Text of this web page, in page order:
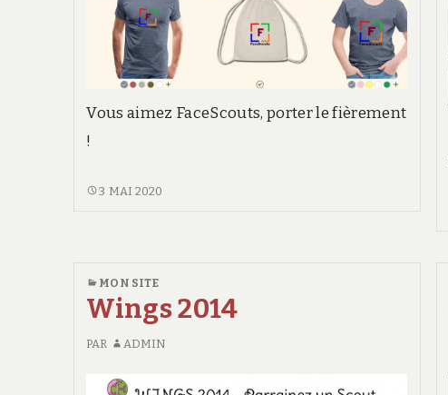
Vous aimez FaceScouts, porter le fièrement
!
LA3 MAI 2020
MON SITE
Wings 2014
PAR ADMIN